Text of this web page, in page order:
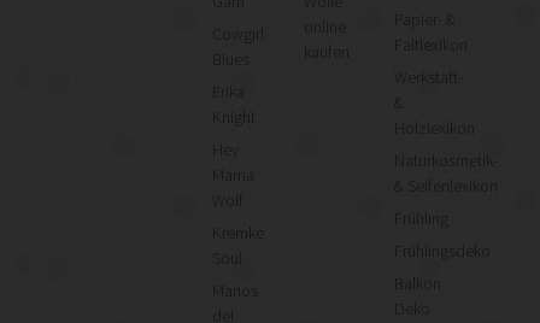
Cowgirl
Knight
Mama
Wolf
Kremke
Manos
kaufen
Papier- &
Faltlexikon
Werkstatt-
&
Holzlexikon
Naturkosmetik-
& Seifenlexikon
Frühling
Frühlingsdeko
Balkon
Deko